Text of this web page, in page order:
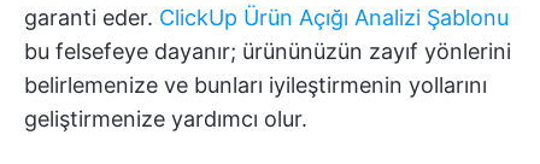
garanti eder. ClickUp Ürün Açığı Analizi Şablonu
bu felsefeye dayanır; ürününüzün zayıf yönlerini
belirlemenize ve bunları iyileştirmenin yollarını
geliştirmenize yardımcı olur.